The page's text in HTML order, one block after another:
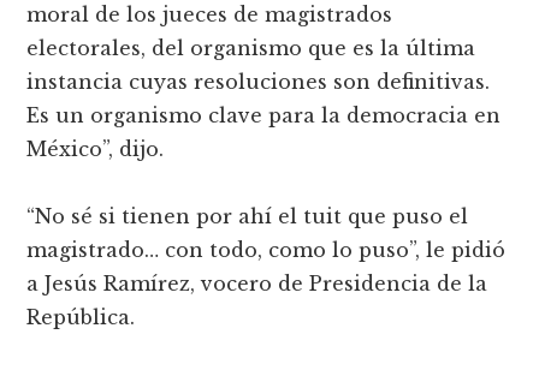
moral de los jueces de magistrados
electorales, del organismo que es la última
instancia cuyas resoluciones son definitivas.
Es un organismo clave para la democracia en
México”, dijo.
“No sé si tienen por ahí el tuit que puso el
magistrado… con todo, como lo puso”, le pidió
a Jesús Ramírez, vocero de Presidencia de la
República.